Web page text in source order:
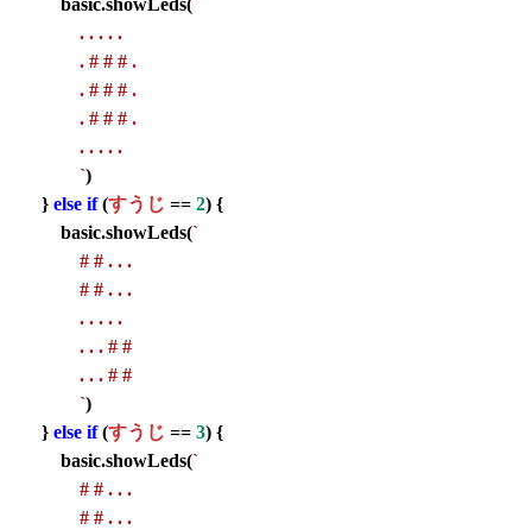
basic.showLeds(`
. . . . .
. # # # .
. # # # .
. # # # .
. . . . .
`)
} else if(すうじ == 2) {
basic.showLeds(`
# # . . .
# # . . .
. . . . .
. . . # #
. . . # #
`)
} else if(すうじ == 3) {
basic.showLeds(`
# # . . .
# # . . .